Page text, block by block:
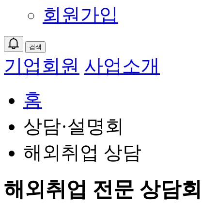
회원가입
검색
기업회원 사업소개
홈
상담·설명회
해외취업 상담
해외취업 전문 상담회